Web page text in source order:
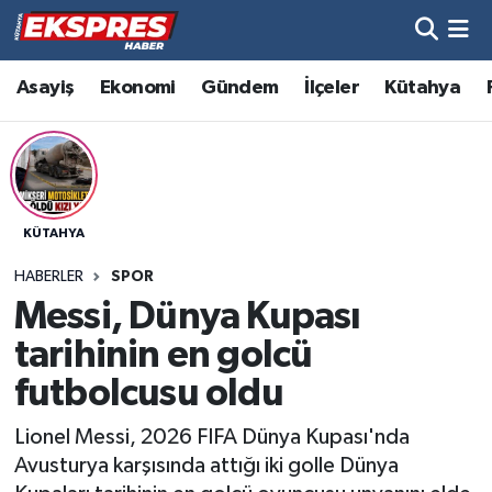
Asayiş Ekonomi Gündem İlçeler Kütahya
KÜTAHYA
HABERLER SPOR
Messi, Dünya Kupası
tarihinin en golcü
futbolcusu oldu
Lionel Messi, 2026 FIFA Dünya Kupası'nda
Avusturya karşısında attığı iki golle Dünya
Altıntaş
Asayiş
Aslanapa
Bölge
Çavdarhisar
Dumlupınar
Hava Durumu
Trafik Durumu
Süper Lig Puan Durumu ve Fikstür
Son Dakika Haberleri
Haber Arşivi